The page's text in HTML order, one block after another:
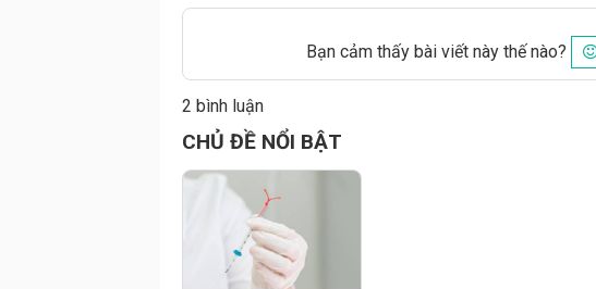
Bạn cảm thấy bài viết này thế nào?
2 bình luận
CHỦ ĐỀ NỔI BẬT